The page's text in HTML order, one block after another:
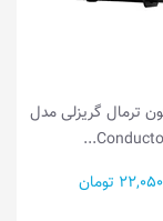
ترمال گریزلی مدل
تومان